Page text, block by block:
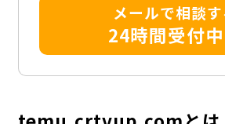
メールで相談す
24時間受付中